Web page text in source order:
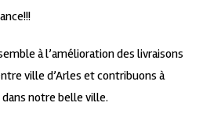
à l’amélioration des livraisons
ville d’Arles et contribuons à
notre belle ville.